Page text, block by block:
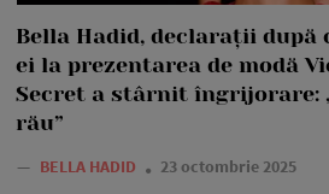
Bella Hadid, declarații după
ei la prezentarea de modă
Secret a stârnit îngrijorare:
rău”
— BELLA HADID 23 octombrie 2025